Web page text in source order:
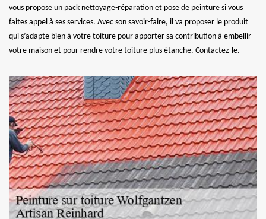
vous propose un pack nettoyage-réparation et pose de peinture si vous
faites appel à ses services. Avec son savoir-faire, il va proposer le produit
qui s’adapte bien à votre toiture pour apporter sa contribution à embellir
votre maison et pour rendre votre toiture plus étanche. Contactez-le.